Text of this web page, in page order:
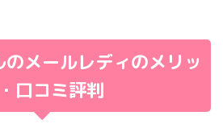
メールレディのメリッ
口コミ評判